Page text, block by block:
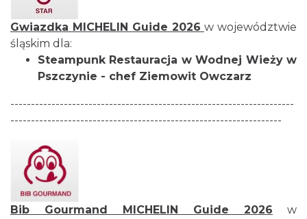
Gwiazdka MICHELIN Guide 2026 w województwie
śląskim dla:
Steampunk Restauracja w Wodnej Wieży w
Pszczynie - chef Ziemowit Owczarz
---------------------------------------------------------------------
------------------------------------------------------------------
Bib Gourmand MICHELIN Guide 2026 w